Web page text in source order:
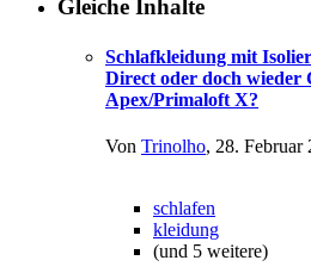
Gleiche Inhalte
Schlafkleidung mit
Direct oder doch wieder
Apex/Primaloft X?
Von Trinolho, 28. Februar
schlafen
kleidung
(und 5 weitere)